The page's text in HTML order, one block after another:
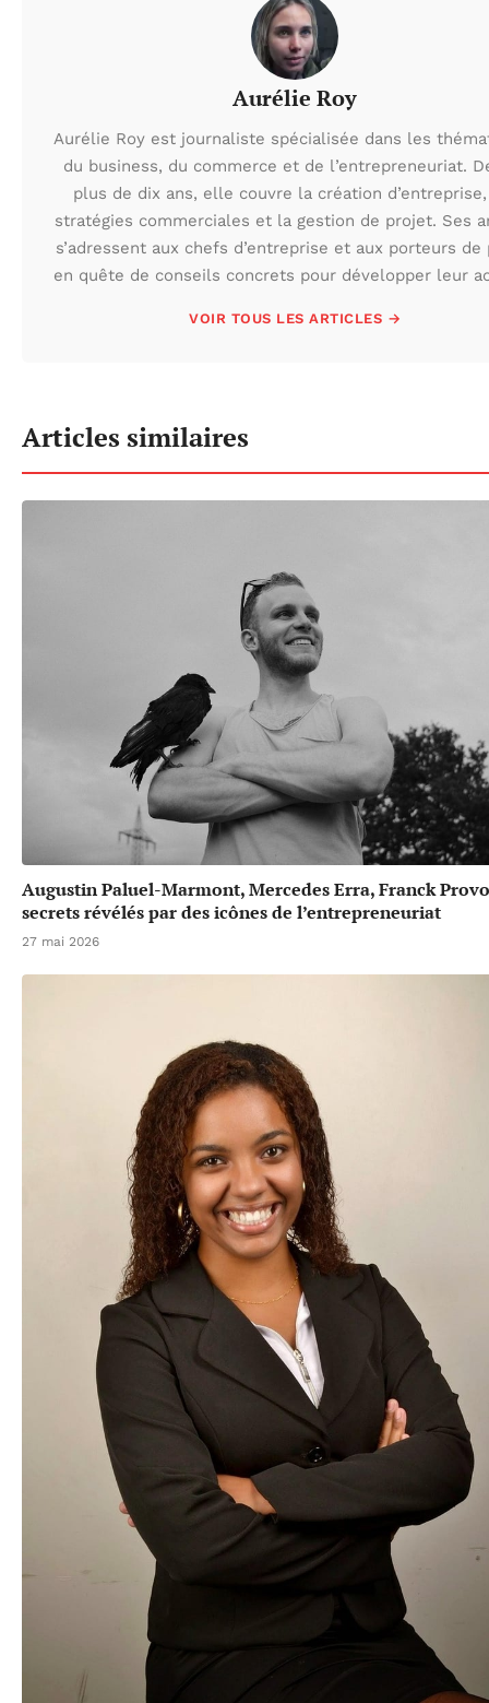
Aurélie Roy
Aurélie Roy est journaliste spécialisée dans les
du business, du commerce et de l’entrepreneuriat.
plus de dix ans, elle couvre la création
stratégies commerciales et la gestion de projet. Ses
s’adressent aux chefs d’entreprise et aux porteurs de
en quête de conseils concrets pour développer leur
VOIR TOUS LES ARTICLES →
Articles similaires
Augustin Paluel-Marmont, Mercedes Erra, Franck
secrets révélés par des icônes de l’entrepreneuriat
27 mai 2026